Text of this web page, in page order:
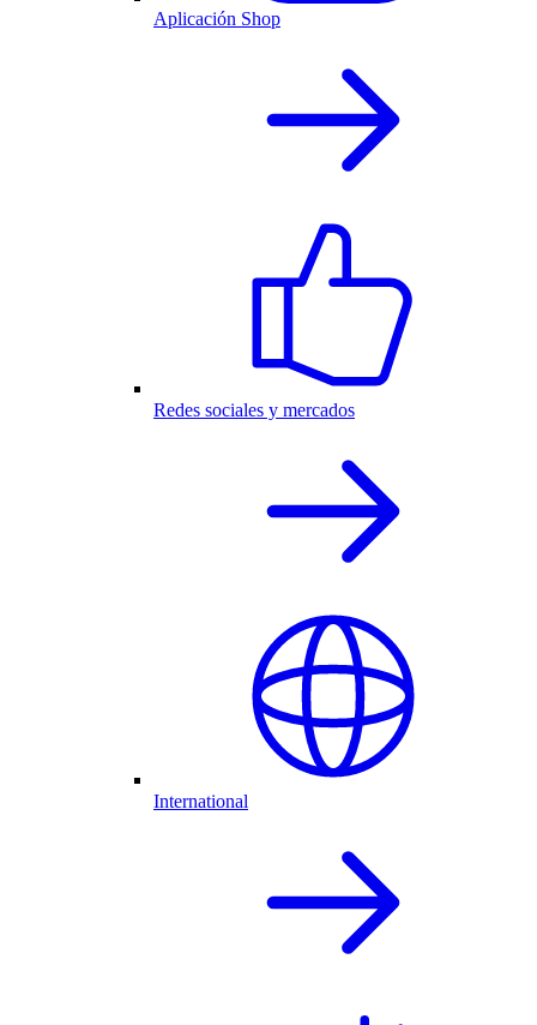
Aplicación Shop
Redes sociales y mercados
International